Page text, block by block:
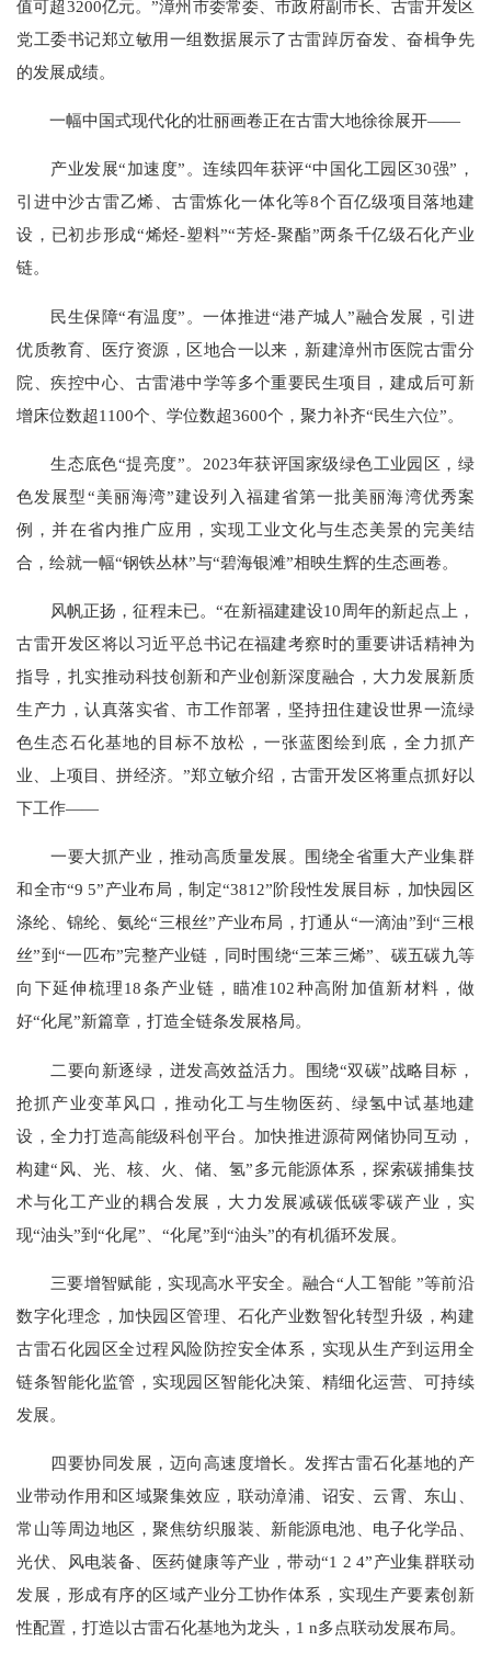
值可超3200亿元。”漳州市委常委、市政府副市长、古雷开发区
党工委书记郑立敏用一组数据展示了古雷踔厉奋发、奋楫争先
的发展成绩。
一幅中国式现代化的壮丽画卷正在古雷大地徐徐展开——
产业发展“加速度”。连续四年获评“中国化工园区30强”，
引进中沙古雷乙烯、古雷炼化一体化等8个百亿级项目落地建
设，已初步形成“烯烃-塑料”“芳烃-聚酯”两条千亿级石化产业
链。
民生保障“有温度”。一体推进“港产城人”融合发展，引进
优质教育、医疗资源，区地合一以来，新建漳州市医院古雷分
院、疾控中心、古雷港中学等多个重要民生项目，建成后可新
增床位数超1100个、学位数超3600个，聚力补齐“民生六位”。
生态底色“提亮度”。2023年获评国家级绿色工业园区，绿
色发展型“美丽海湾”建设列入福建省第一批美丽海湾优秀案
例，并在省内推广应用，实现工业文化与生态美景的完美结
合，绘就一幅“钢铁丛林”与“碧海银滩”相映生辉的生态画卷。
风帆正扬，征程未已。“在新福建建设10周年的新起点上，
古雷开发区将以习近平总书记在福建考察时的重要讲话精神为
指导，扎实推动科技创新和产业创新深度融合，大力发展新质
生产力，认真落实省、市工作部署，坚持扭住建设世界一流绿
色生态石化基地的目标不放松，一张蓝图绘到底，全力抓产
业、上项目、拼经济。”郑立敏介绍，古雷开发区将重点抓好以
下工作——
一要大抓产业，推动高质量发展。围绕全省重大产业集群
和全市“9 5”产业布局，制定“3812”阶段性发展目标，加快园区
涤纶、锦纶、氨纶“三根丝”产业布局，打通从“一滴油”到“三根
丝”到“一匹布”完整产业链，同时围绕“三苯三烯”、碳五碳九等
向下延伸梳理18条产业链，瞄准102种高附加值新材料，做
好“化尾”新篇章，打造全链条发展格局。
二要向新逐绿，迸发高效益活力。围绕“双碳”战略目标，
抢抓产业变革风口，推动化工与生物医药、绿氢中试基地建
设，全力打造高能级科创平台。加快推进源荷网储协同互动，
构建“风、光、核、火、储、氢”多元能源体系，探索碳捕集技
术与化工产业的耦合发展，大力发展减碳低碳零碳产业，实
现“油头”到“化尾”、“化尾”到“油头”的有机循环发展。
三要增智赋能，实现高水平安全。融合“人工智能 ”等前沿
数字化理念，加快园区管理、石化产业数智化转型升级，构建
古雷石化园区全过程风险防控安全体系，实现从生产到运用全
链条智能化监管，实现园区智能化决策、精细化运营、可持续
发展。
四要协同发展，迈向高速度增长。发挥古雷石化基地的产
业带动作用和区域聚集效应，联动漳浦、诏安、云霄、东山、
常山等周边地区，聚焦纺织服装、新能源电池、电子化学品、
光伏、风电装备、医药健康等产业，带动“1 2 4”产业集群联动
发展，形成有序的区域产业分工协作体系，实现生产要素创新
性配置，打造以古雷石化基地为龙头，1 n多点联动发展布局。